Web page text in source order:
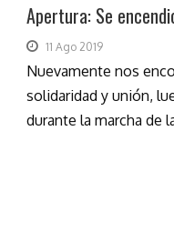
Apertura: Se
11 Ago 2019
Nuevamente nos
solidaridad y unión,
durante la marcha de